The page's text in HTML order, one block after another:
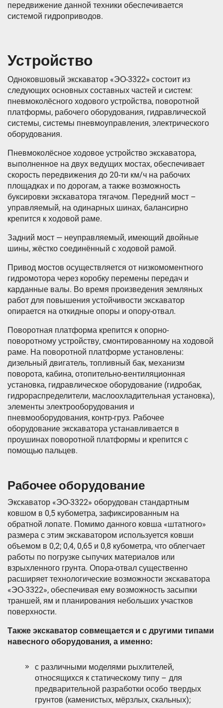
передвижение данной техники обеспечивается
системой гидроприводов.
Устройство
Одноковшовый экскаватор «ЭО-3322» состоит из
следующих основных составных частей и сиcтем:
пневмоколёсного ходового устройства, поворотной
платформы, рабочего оборудования, гидравлической
системы, системы пневмоуправления, электрического
оборудования.
Пневмоколёсное ходовое устройство экскаватора,
выполненное на двух ведущих мостах, обеспечивает
скорость передвижения до 20-ти км/ч на рабочих
площадках и по дорогам, а также возможность
буксировки экскаватора тягачом. Передний мост –
управляемый, на одинарных шинах, балансирно
крепится к ходовой раме.
Задний мост — неуправляемый, имеющий двойные
шины, жёстко соединённый с ходовой рамой.
Привод мостов осуществляется от низкомоментного
гидромотора через коробку перемены передач и
карданные валы. Во время произведения земляных
работ для повышения устойчивости экскаватор
опирается на откидные опоры и опору-отвал.
Поворотная платформа крепится к опорно-
поворотному устройству, смонтированному на ходовой
раме. На поворотной платформе установлены:
дизельный двигатель, топливный бак, механизм
поворота, кабина, отопительно-вентиляционная
установка, гидравлическое оборудование (гидробак,
гидрораспределители, маслоохладительная установка),
элементы электрооборудования и
пневмооборудования, контр-груз. Рабочее
оборудование экскаватора устанавливается в
проушинах поворотной платформы и крепится с
помощью пальцев.
Рабочее оборудование
Экскаватор «ЭО-3322» оборудован стандартным
ковшом в 0,5 кубометра, зафиксированным на
обратной лопате. Помимо данного ковша «штатного»
размера с этим экскаватором используется ковши
объемом в 0,2; 0,4, 0,65 и 0,8 кубометра, что облегчает
работы по погрузке сыпучих материалов или
взрыхленного грунта. Опора-отвал существенно
расширяет технологические возможности экскаватора
«ЭО-3322», обеспечивая ему возможность засыпки
траншей, ям и планирования небольших участков
поверхности.
Также экскаватор совмещается и с другими типами
навесного оборудования, а именно:
с различными моделями рыхлителей,
относящихся к статическому типу – для
предварительной разработки особо твердых
грунтов (каменистых, мёрзлых, скальных);